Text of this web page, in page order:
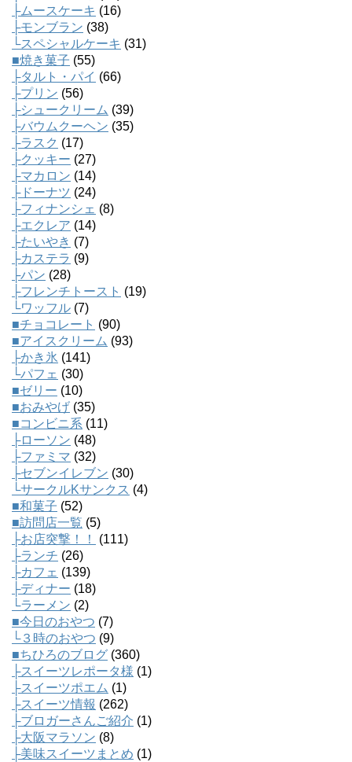
├ムースケーキ (16)
├モンブラン (38)
└スペシャルケーキ (31)
■焼き菓子 (55)
├タルト・パイ (66)
├プリン (56)
├シュークリーム (39)
├バウムクーヘン (35)
├ラスク (17)
├クッキー (27)
├マカロン (14)
├ドーナツ (24)
├フィナンシェ (8)
├エクレア (14)
├たいやき (7)
├カステラ (9)
├パン (28)
├フレンチトースト (19)
└ワッフル (7)
■チョコレート (90)
■アイスクリーム (93)
├かき氷 (141)
└パフェ (30)
■ゼリー (10)
■おみやげ (35)
■コンビニ系 (11)
├ローソン (48)
├ファミマ (32)
├セブンイレブン (30)
└サークルKサンクス (4)
■和菓子 (52)
■訪問店一覧 (5)
├お店突撃！！
(111)
├ランチ (26)
├カフェ (139)
├ディナー (18)
└ラーメン (2)
■今日のおやつ (7)
└３時のおやつ (9)
■ちひろのブログ (360)
├スイーツレポータ様 (1)
├スイーツポエム (1)
├スイーツ情報 (262)
├ブロガーさんご紹介 (1)
├大阪マラソン (8)
├美味スイーツまとめ (1)